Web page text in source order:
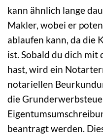
kann ähnlich lange
Makler, wobei er
ablaufen kann, da die
ist. Sobald du dich mit
hast, wird ein
notariellen
die
beantragt werden.